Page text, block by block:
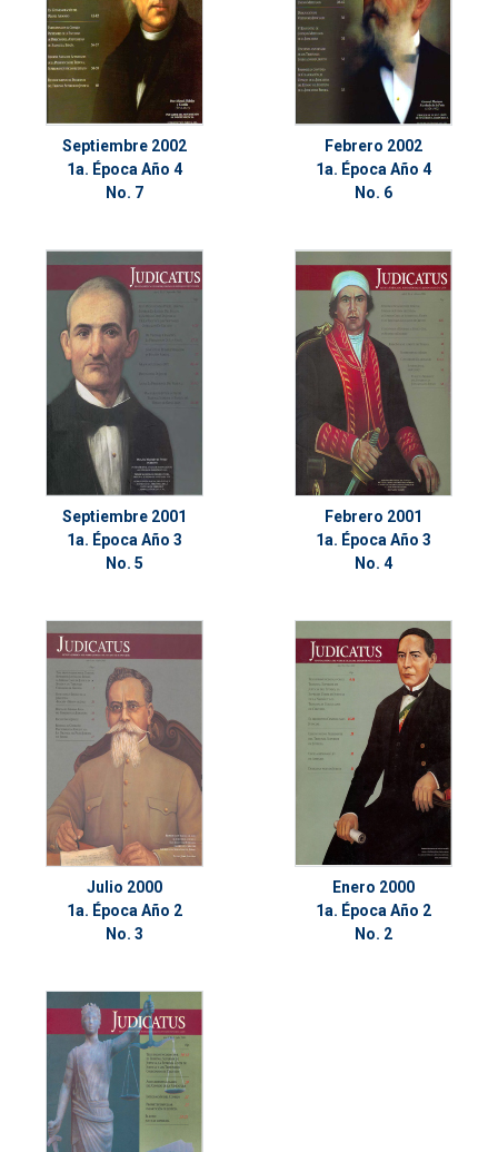
Septiembre 2002
1a. Época Año 4
No. 7
Febrero 2002
1a. Época Año 4
No. 6
Septiembre 2001
1a. Época Año 3
No. 5
Febrero 2001
1a. Época Año 3
No. 4
Julio 2000
1a. Época Año 2
No. 3
Enero 2000
1a. Época Año 2
No. 2